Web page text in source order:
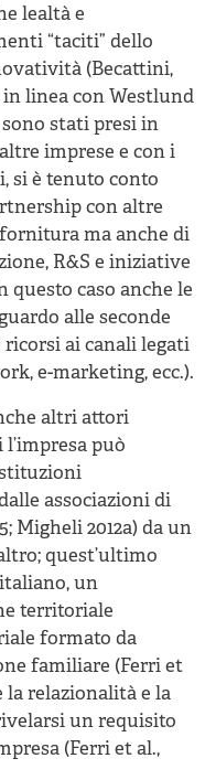
lealtà e
“taciti” dello
(Becattini,
in linea con Westlund
sono stati presi in
imprese e con i
si è tenuto conto
con altre
ma anche di
R&S e iniziative
caso anche le
alle seconde
ai canali legati
e-marketing, ecc.).
altri attori
può
associazioni di
Migheli 2012a) da un
quest’ultimo
un
territoriale
formato da
familiare (Ferri et
la relazionalità e la
un requisito
(Ferri et al.,